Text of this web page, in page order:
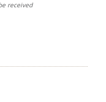
received